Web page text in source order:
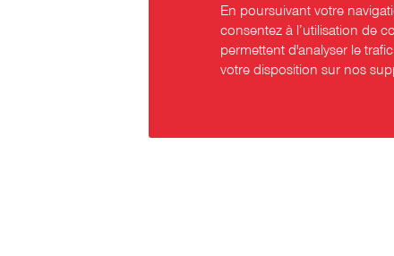
En poursuivant votre
consentez à l’utilisation de
permettent d'analyser le
votre disposition sur nos